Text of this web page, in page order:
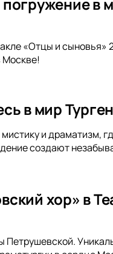
«Отцы и сыновья»
Москве!
в мир
и драматизм,
создают
хор» в